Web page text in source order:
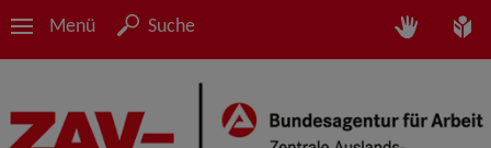
Menü Suche